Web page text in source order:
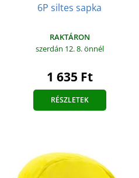
6P siltes sapka
RAKTÁRON
szerdán 12. 8.önnél
1 635 Ft
RÉSZLETEK